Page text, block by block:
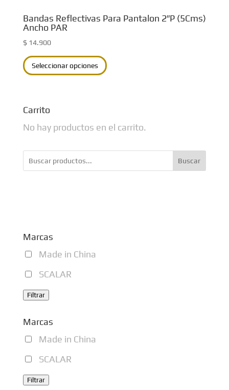
Bandas Reflectivas Para Pantalon 2″P (5Cms)
Ancho PAR
$14.900
Seleccionar opciones
producto
Las
opciones
Carrito
No hay productos en el carrito.
Buscar
Marcas
Made in China
SCALAR
Filtrar
Marcas
Made in China
SCALAR
Filtrar